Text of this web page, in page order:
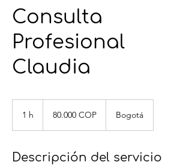
Consulta
Profesional
Claudia
1 h
colombianos
80.000 COP Bogotá
Descripción del servicio